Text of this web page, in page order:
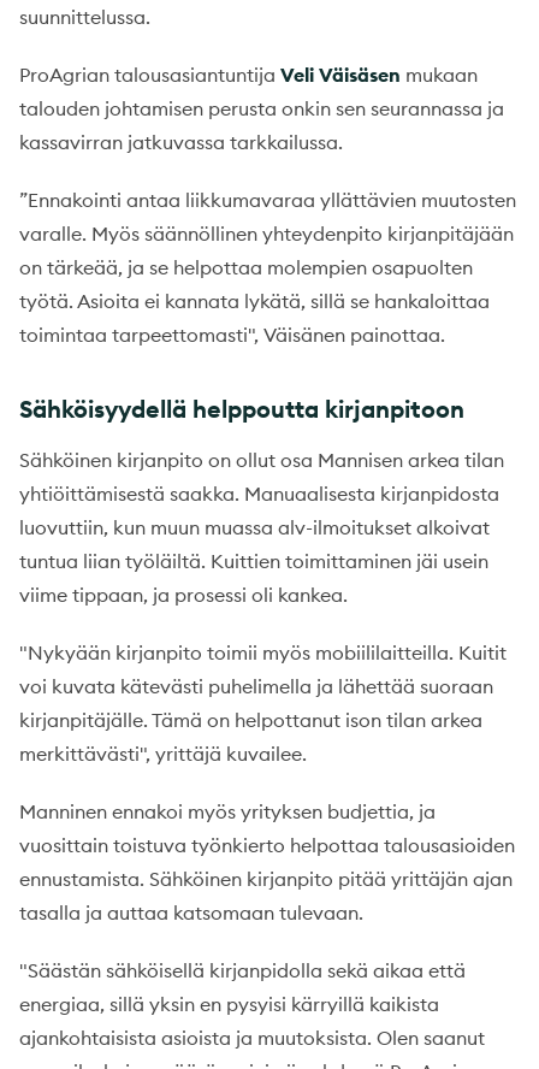
suunnittelussa.
ProAgrian talousasiantuntija Veli Väisäsen mukaan
talouden johtamisen perusta onkin sen seurannassa ja
kassavirran jatkuvassa tarkkailussa.
”Ennakointi antaa liikkumavaraa yllättävien muutosten
varalle. Myös säännöllinen yhteydenpito kirjanpitäjään
on tärkeää, ja se helpottaa molempien osapuolten
työtä. Asioita ei kannata lykätä, sillä se hankaloittaa
toimintaa tarpeettomasti", Väisänen painottaa.
Sähköisyydellä helppoutta kirjanpitoon
Sähköinen kirjanpito on ollut osa Mannisen arkea tilan
yhtiöittämisestä saakka. Manuaalisesta kirjanpidosta
luovuttiin, kun muun muassa alv-ilmoitukset alkoivat
tuntua liian työläiltä. Kuittien toimittaminen jäi usein
viime tippaan, ja prosessi oli kankea.
"Nykyään kirjanpito toimii myös mobiililaitteilla. Kuitit
voi kuvata kätevästi puhelimella ja lähettää suoraan
kirjanpitäjälle. Tämä on helpottanut ison tilan arkea
merkittävästi", yrittäjä kuvailee.
Manninen ennakoi myös yrityksen budjettia, ja
vuosittain toistuva työnkierto helpottaa talousasioiden
ennustamista. Sähköinen kirjanpito pitää yrittäjän ajan
tasalla ja auttaa katsomaan tulevaan.
"Säästän sähköisellä kirjanpidolla sekä aikaa että
energiaa, sillä yksin en pysyisi kärryillä kaikista
ajankohtaisista asioista ja muutoksista. Olen saanut